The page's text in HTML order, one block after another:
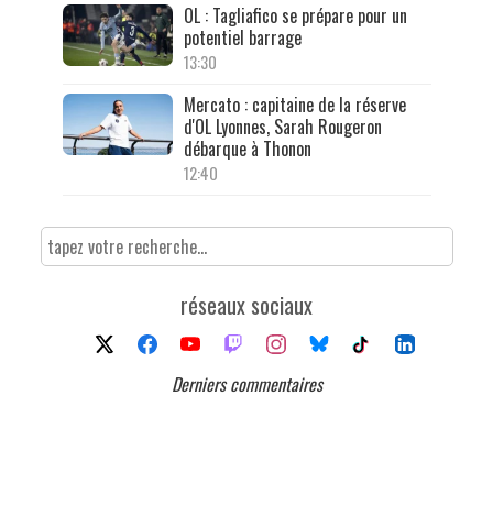
OL : Tagliafico se prépare pour un
potentiel barrage
13:30
Mercato : capitaine de la réserve
d'OL Lyonnes, Sarah Rougeron
débarque à Thonon
12:40
réseaux sociaux
Derniers commentaires